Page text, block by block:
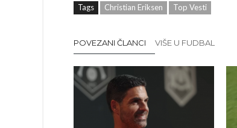
Tags Christian Eriksen Top Vesti
POVEZANI ČLANCI VIŠE U FUDBAL